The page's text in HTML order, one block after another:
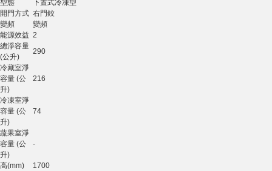
型態
下置式冷凍型
開門方式 右門鉸
變頻
變頻
能源效益 2
總淨容量
(公升)
290
冷藏室淨
容量 (公
升)
216
冷凍室淨
容量 (公
升)
74
蔬果室淨
容量 (公
升)
-
高(mm)
1700